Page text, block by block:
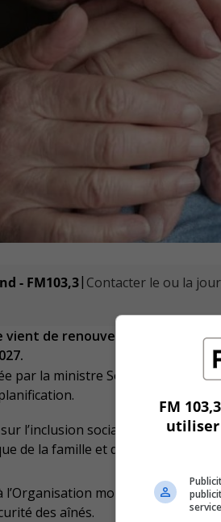
- FM103,3| Contacter le ou la
vient de renouveler son
par la ministre Sonia Bélanger,
sur l’inclusion sociale, les liens
de la famille et des personnes
mondiale de la
des aînés.
FM
utiliser